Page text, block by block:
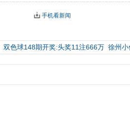
手机看新闻
双色球148期开奖:头奖11注666万 徐州